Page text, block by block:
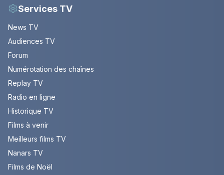
Services TV
News TV
Audiences TV
Forum
Numérotation des chaînes
Replay TV
Radio en ligne
Historique TV
Films à venir
Meilleurs films TV
Nanars TV
Films de Noël